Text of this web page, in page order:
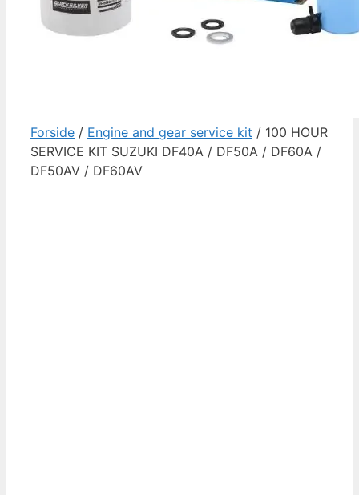
Forside / Engine and gear service kit / 100 HOUR
SERVICE KIT SUZUKI DF40A / DF50A / DF60A /
DF50AV / DF60AV